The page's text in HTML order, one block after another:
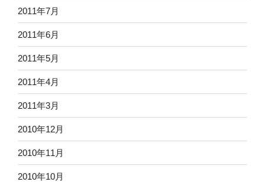
2011年7月
2011年6月
2011年5月
2011年4月
2011年3月
2010年12月
2010年11月
2010年10月